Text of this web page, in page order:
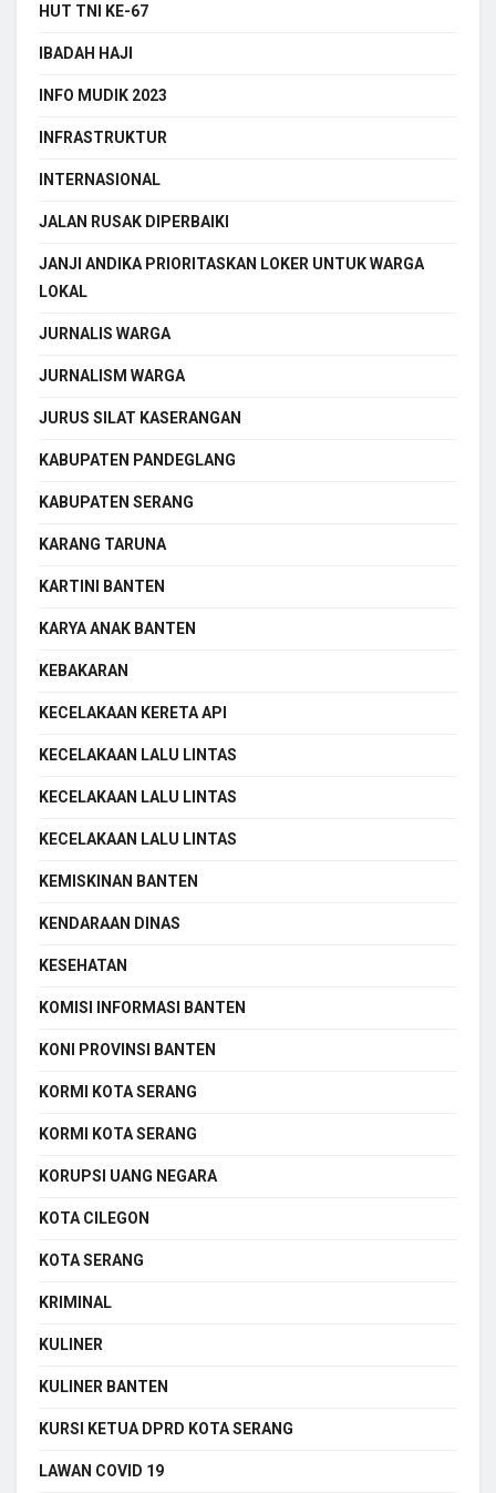
HUT TNI KE-67
IBADAH HAJI
INFO MUDIK 2023
INFRASTRUKTUR
INTERNASIONAL
JALAN RUSAK DIPERBAIKI
JANJI ANDIKA PRIORITASKAN LOKER UNTUK WARGA
LOKAL
JURNALIS WARGA
JURNALISM WARGA
JURUS SILAT KASERANGAN
KABUPATEN PANDEGLANG
KABUPATEN SERANG
KARANG TARUNA
KARTINI BANTEN
KARYA ANAK BANTEN
KEBAKARAN
KECELAKAAN KERETA API
KECELAKAAN LALU LINTAS
KECELAKAAN LALU LINTAS
KECELAKAAN LALU LINTAS
KEMISKINAN BANTEN
KENDARAAN DINAS
KESEHATAN
KOMISI INFORMASI BANTEN
KONI PROVINSI BANTEN
KORMI KOTA SERANG
KORMI KOTA SERANG
KORUPSI UANG NEGARA
KOTA CILEGON
KOTA SERANG
KRIMINAL
KULINER
KULINER BANTEN
KURSI KETUA DPRD KOTA SERANG
LAWAN COVID 19